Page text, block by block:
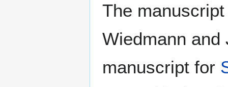
The
Wiedmann
manuscript for